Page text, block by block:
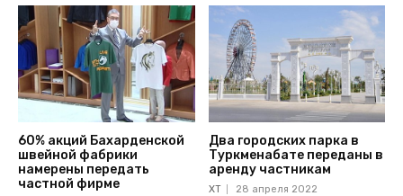
60% акций Бахарденской
швейной фабрики
намерены передать
частной фирме
Два городских парка в
Туркменабате переданы в
аренду частникам
ХТ 28 апреля 2022